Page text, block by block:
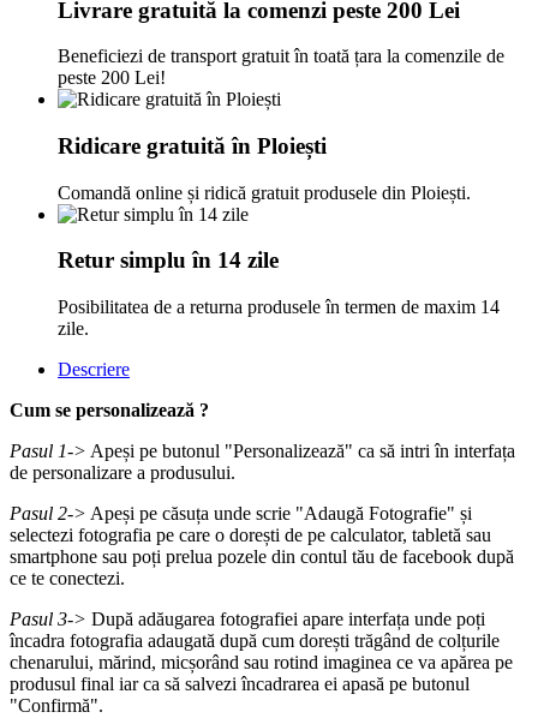
Livrare gratuită la comenzi peste 200 Lei
Beneficiezi de transport gratuit în toată țara la comenzile de
peste 200 Lei!
Ridicare gratuită în Ploiești
Comandă online și ridică gratuit produsele din Ploiești.
Retur simplu în 14 zile
Posibilitatea de a returna produsele în termen de maxim 14
zile.
Descriere
Cum se personalizează ?
Pasul 1-> Apeși pe butonul "Personalizează" ca să intri în interfața
de personalizare a produsului.
Pasul 2-> Apeși pe căsuța unde scrie "Adaugă Fotografie" și
selectezi fotografia pe care o dorești de pe calculator, tabletă sau
smartphone sau poți prelua pozele din contul tău de facebook după
ce te conectezi.
Pasul 3-> După adăugarea fotografiei apare interfața unde poți
încadra fotografia adaugată după cum dorești trăgând de colțurile
chenarului, mărind, micșorând sau rotind imaginea ce va apărea pe
produsul final iar ca să salvezi încadrarea ei apasă pe butonul
"Confirmă".